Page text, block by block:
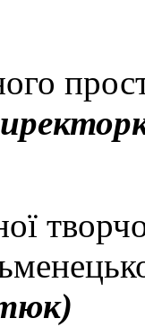
)